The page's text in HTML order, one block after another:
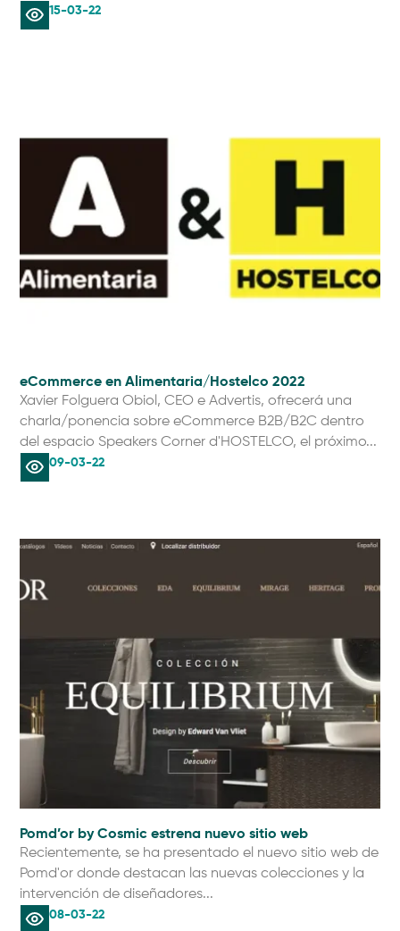
15-03-22
eCommerce en Alimentaria/Hostelco 2022
Xavier Folguera Obiol, CEO e Advertis, ofrecerá una
charla/ponencia sobre eCommerce B2B/B2C dentro
del espacio Speakers Corner d'HOSTELCO, el próximo...
09-03-22
Pomd’or by Cosmic estrena nuevo sitio web
Recientemente, se ha presentado el nuevo sitio web de
Pomd'or donde destacan las nuevas colecciones y la
intervención de diseñadores...
08-03-22